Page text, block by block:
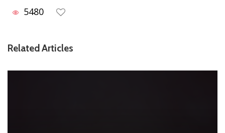
5480
Related Articles